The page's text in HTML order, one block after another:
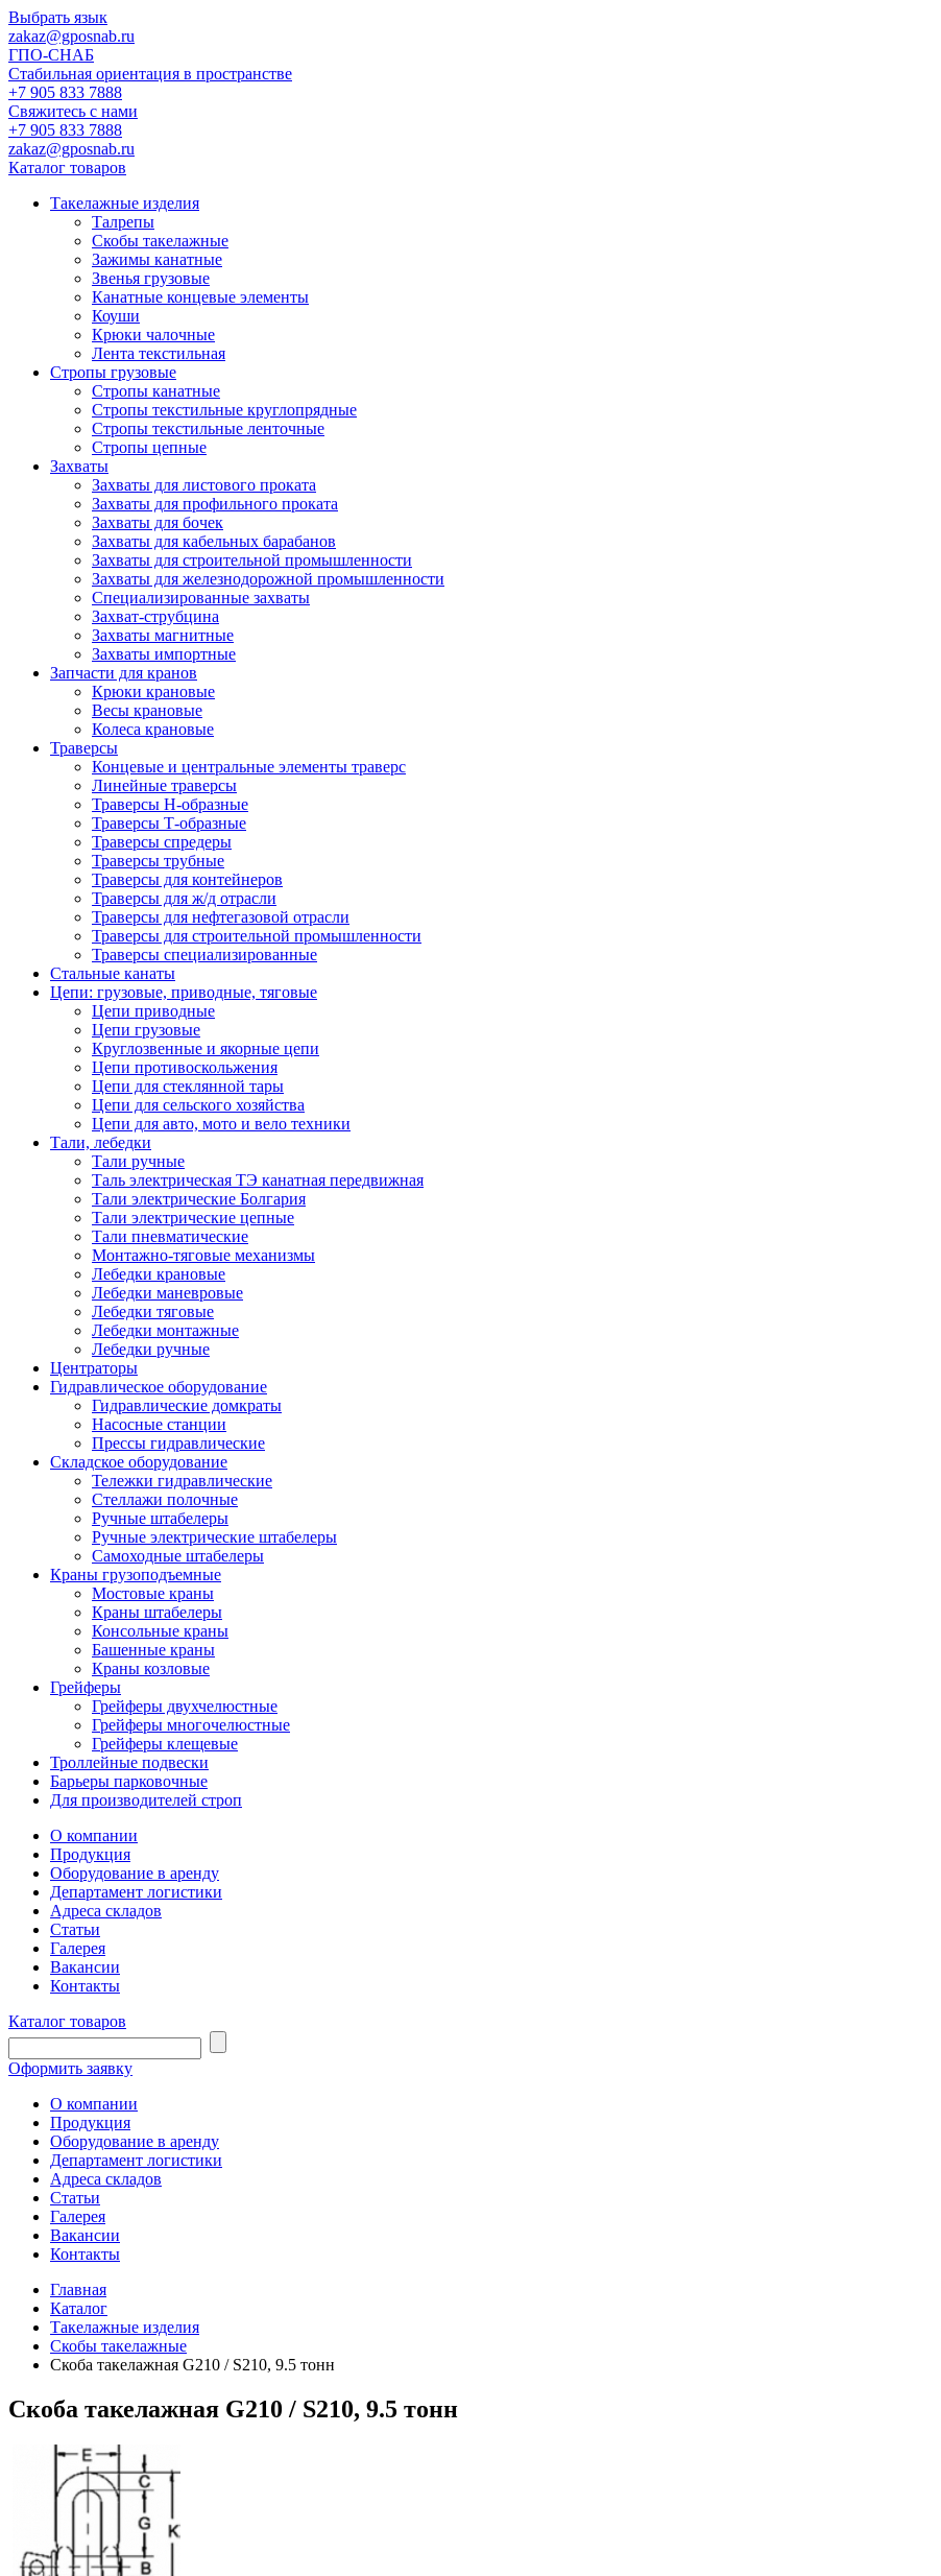
Выбрать язык
zakaz@gposnab.ru
ГПО-СНАБ
Стабильная ориентация в пространстве
+7 905 833 7888
Свяжитесь с нами
+7 905 833 7888
zakaz@gposnab.ru
Каталог товаров
Такелажные изделия
Талрепы
Скобы такелажные
Зажимы канатные
Звенья грузовые
Канатные концевые элементы
Коуши
Крюки чалочные
Лента текстильная
Стропы грузовые
Стропы канатные
Стропы текстильные круглопрядные
Стропы текстильные ленточные
Стропы цепные
Захваты
Захваты для листового проката
Захваты для профильного проката
Захваты для бочек
Захваты для кабельных барабанов
Захваты для строительной промышленности
Захваты для железнодорожной промышленности
Специализированные захваты
Захват-струбцина
Захваты магнитные
Захваты импортные
Запчасти для кранов
Крюки крановые
Весы крановые
Колеса крановые
Траверсы
Концевые и центральные элементы траверс
Линейные траверсы
Траверсы Н-образные
Траверсы Т-образные
Траверсы спредеры
Траверсы трубные
Траверсы для контейнеров
Траверсы для ж/д отрасли
Траверсы для нефтегазовой отрасли
Траверсы для строительной промышленности
Траверсы специализированные
Стальные канаты
Цепи: грузовые, приводные, тяговые
Цепи приводные
Цепи грузовые
Круглозвенные и якорные цепи
Цепи противоскольжения
Цепи для стеклянной тары
Цепи для сельского хозяйства
Цепи для авто, мото и вело техники
Тали, лебедки
Тали ручные
Таль электрическая ТЭ канатная передвижная
Тали электрические Болгария
Тали электрические цепные
Тали пневматические
Монтажно-тяговые механизмы
Лебедки крановые
Лебедки маневровые
Лебедки тяговые
Лебедки монтажные
Лебедки ручные
Центраторы
Гидравлическое оборудование
Гидравлические домкраты
Насосные станции
Прессы гидравлические
Складское оборудование
Тележки гидравлические
Cтеллажи полочные
Ручные штабелеры
Ручные электрические штабелеры
Самоходные штабелеры
Краны грузоподъемные
Мостовые краны
Краны штабелеры
Консольные краны
Башенные краны
Краны козловые
Грейферы
Грейферы двухчелюстные
Грейферы многочелюстные
Грейферы клещевые
Троллейные подвески
Барьеры парковочные
Для производителей строп
О компании
Продукция
Оборудование в аренду
Департамент логистики
Адреса складов
Статьи
Галерея
Вакансии
Контакты
Каталог товаров
Оформить заявку
О компании
Продукция
Оборудование в аренду
Департамент логистики
Адреса складов
Статьи
Галерея
Вакансии
Контакты
Главная
Каталог
Такелажные изделия
Скобы такелажные
Скоба такелажная G210 / S210, 9.5 тонн
Скоба такелажная G210 / S210, 9.5 тонн